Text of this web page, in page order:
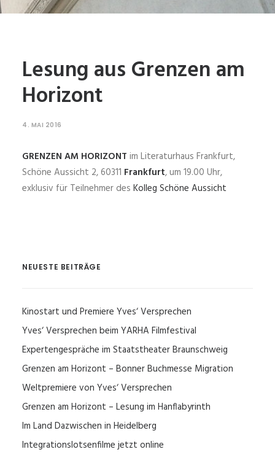
Lesung aus Grenzen am
Horizont
4. MAI 2016
GRENZEN AM HORIZONT im Literaturhaus Frankfurt,
Schöne Aussicht 2, 60311 Frankfurt, um 19.00 Uhr,
exklusiv für Teilnehmer des Kolleg Schöne Aussicht
NEUESTE BEITRÄGE
Kinostart und Premiere Yves‘ Versprechen
Yves‘ Versprechen beim YARHA Filmfestival
Expertengespräche im Staatstheater Braunschweig
Grenzen am Horizont – Bonner Buchmesse Migration
Weltpremiere von Yves‘ Versprechen
Grenzen am Horizont – Lesung im Hanflabyrinth
Im Land Dazwischen in Heidelberg
Integrationslotsenfilme jetzt online